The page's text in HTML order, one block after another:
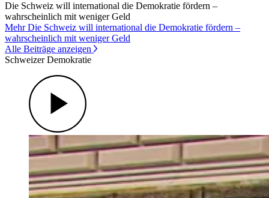
Die Schweiz will international die Demokratie fördern –
wahrscheinlich mit weniger Geld
Mehr Die Schweiz will international die Demokratie fördern –
wahrscheinlich mit weniger Geld
Alle Beiträge anzeigen
Schweizer Demokratie